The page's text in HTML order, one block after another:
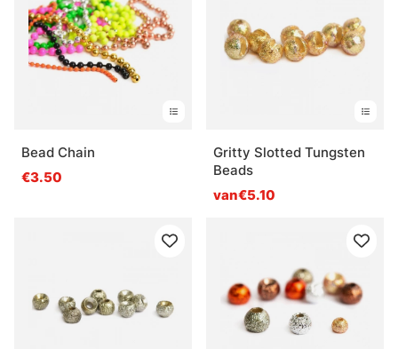
Bead Chain
€3.50
Gritty Slotted Tungsten
Beads
van€5.10